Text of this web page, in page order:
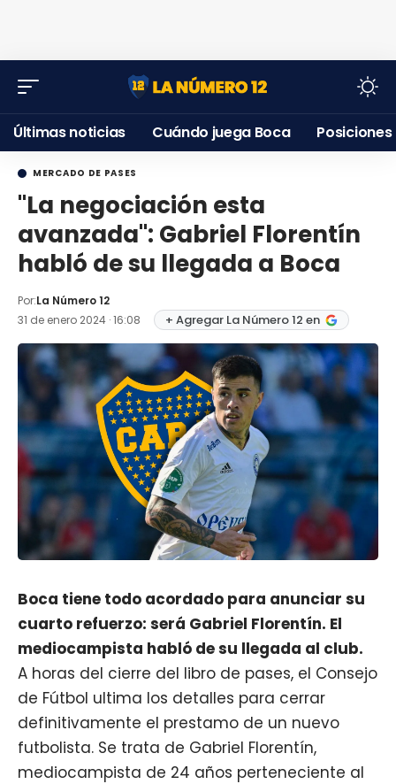
Últimas noticias Cuándo juega Boca Posiciones
MERCADO DE PASES
"La negociación esta
avanzada": Gabriel Florentín
habló de su llegada a Boca
Por:La Número 12
31 de enero 2024 · 16:08
+ Agregar La Número 12 en
Boca tiene todo acordado para anunciar su
cuarto refuerzo: será Gabriel Florentín. El
mediocampista habló de su llegada al club.
A horas del cierre del libro de pases, el Consejo
de Fútbol ultima los detalles para cerrar
definitivamente el prestamo de un nuevo
futbolista. Se trata de Gabriel Florentín,
mediocampista de 24 años perteneciente al